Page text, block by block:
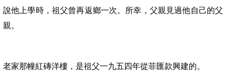
說他上學時，祖父曾再返鄉一次。所幸，父親見過他自己的父
親。
老家那幢紅磚洋樓，是祖父一九五四年從菲匯款興建的。